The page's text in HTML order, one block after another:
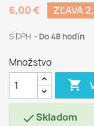
6,00 €
ZĽAVA
S DPH Do 48 hodín
Množstvo

Skladom